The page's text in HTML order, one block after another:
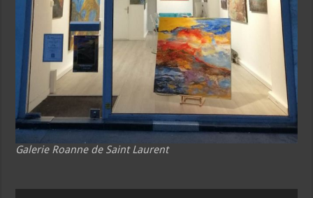
Galerie Roanne de Saint Laurent